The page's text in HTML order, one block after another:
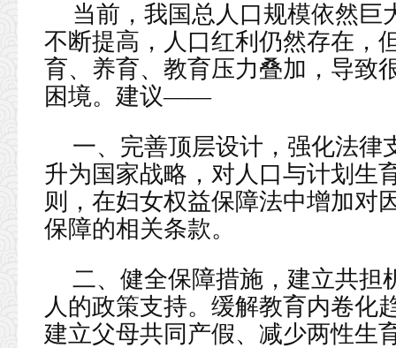
当前，我国总人口规模依然巨
不断提高，人口红利仍然存在，
育、养育、教育压力叠加，导致
困境。建议——
一、完善顶层设计，强化法律
升为国家战略，对人口与计划生
则，在妇女权益保障法中增加对
保障的相关条款。
二、健全保障措施，建立共担
人的政策支持。缓解教育内卷化
建立父母共同产假、减少两性生